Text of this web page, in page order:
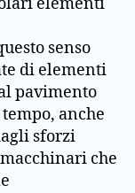
elementi
senso
di elementi
pavimento
anche
sforzi
che